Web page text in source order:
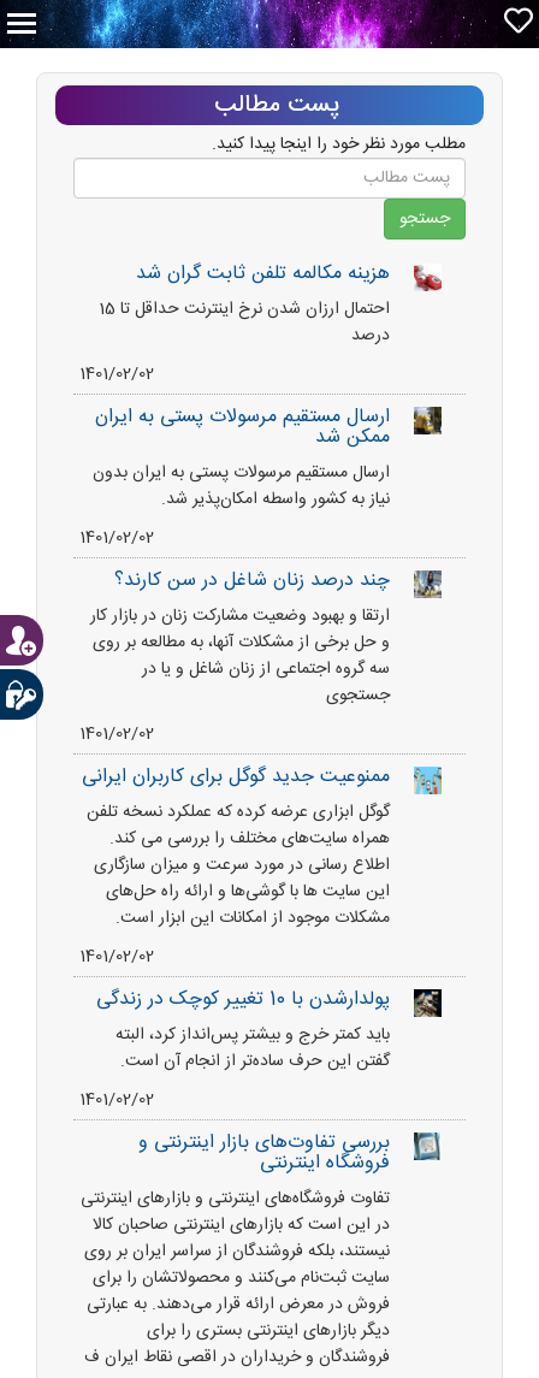
پست مطالب
مطلب مورد نظر خود را اینجا پیدا کنید.
هزینه مکالمه تلفن ثابت گران شد
احتمال ارزان شدن نرخ اینترنت حداقل تا 15
درصد
1401/02/02
ارسال مستقیم مرسولات پستی به ایران
ممکن شد
ارسال مستقیم مرسولات پستی به ایران بدون
نیاز به کشور واسطه امکان‌پذیر شد.
1401/02/02
چند درصد زنان شاغل در سن کارند؟
ارتقا و بهبود وضعیت مشارکت زنان در بازار کار
و حل برخى از مشکلات آنها، به مطالعه بر روی
سه گروه اجتماعى از زنان شاغل و یا در
جستجوى
1401/02/02
ممنوعیت جدید گوگل برای کاربران ایرانی
گوگل ابزاری عرضه کرده که عملکرد نسخه تلفن
همراه سایت‌های مختلف را بررسی می کند.
اطلاع رسانی در مورد سرعت و میزان سازگاری
این سایت ها با گوشی‌ها و ارائه راه حل‌های
مشکلات موجود از امکانات این ابزار است.
1401/02/02
پولدارشدن با 10 تغییر کوچک در زندگی
باید کمتر خرج و بیشتر پس‌انداز کرد، البته
گفتن این حرف ساده‌تر از انجام آن است.
1401/02/02
بررسی تفاوت‌های بازار اینترنتی و
فروشگاه اینترنتی
تفاوت فروشگاه‌های اینترنتی و بازارهای اینترنتی
در این است که بازارهای اینترنتی صاحبان کالا
نیستند، بلکه فروشندگان از سراسر ایران بر روی
سایت ثبت‌نام می‌کنند و محصولاتشان را برای
فروش در معرض ارائه قرار می‌دهند. به عبارتی
دیگر بازارهای اینترنتی بستری را برای
فروشندگان و خریداران در اقصی نقاط ایران ف